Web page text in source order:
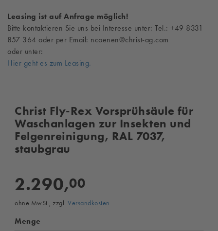
Leasing ist auf Anfrage möglich!
Bitte kontaktieren Sie uns bei Interesse unter: Tel.: +49 8331
857 364 oder per Email: ncoenen@christ-ag.com
oder unter:
Hier geht es zum Leasing.
Christ Fly-Rex Vorsprühsäule für
Waschanlagen zur Insekten und
Felgenreinigung, RAL 7037,
staubgrau
2.290,00
ohne MwSt., zzgl. Versandkosten
Menge